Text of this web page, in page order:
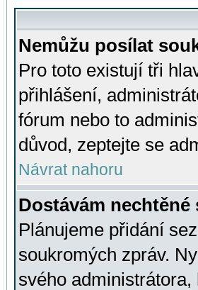
Nemůžu posílat
Pro toto existují tři
přihlášení,
fórum nebo to
důvod, zeptejte se
Návrat nahoru
Dostávám
Plánujeme přidání
soukromých zpráv.
svého